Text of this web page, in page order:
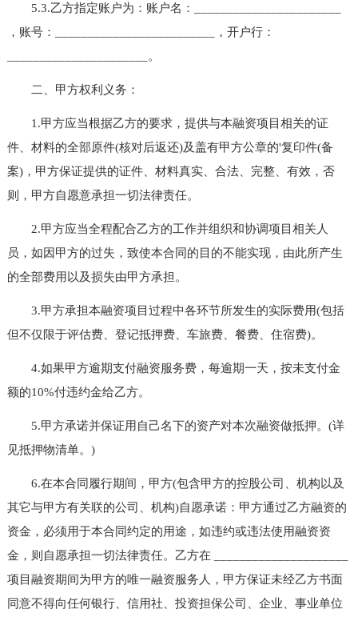
5.3.乙方指定账户为：账户名：_______________________
，账号：_________________________，开户行：
______________________。
二、甲方权利义务：
1.甲方应当根据乙方的要求，提供与本融资项目相关的证
件、材料的全部原件(核对后返还)及盖有甲方公章的'复印件(备
案)，甲方保证提供的证件、材料真实、合法、完整、有效，否
则，甲方自愿意承担一切法律责任。
2.甲方应当全程配合乙方的工作并组织和协调项目相关人
员，如因甲方的过失，致使本合同的目的不能实现，由此所产生
的全部费用以及损失由甲方承担。
3.甲方承担本融资项目过程中各环节所发生的实际费用(包括
但不仅限于评估费、登记抵押费、车旅费、餐费、住宿费)。
4.如果甲方逾期支付融资服务费，每逾期一天，按未支付金
额的10%付违约金给乙方。
5.甲方承诺并保证用自己名下的资产对本次融资做抵押。(详
见抵押物清单。)
6.在本合同履行期间，甲方(包含甲方的控股公司、机构以及
其它与甲方有关联的公司、机构)自愿承诺：甲方通过乙方融资的
资金，必须用于本合同约定的用途，如违约或违法使用融资资
金，则自愿承担一切法律责任。乙方在 _____________________
项目融资期间为甲方的唯一融资服务人，甲方保证未经乙方书面
同意不得向任何银行、信用社、投资担保公司、企业、事业单位